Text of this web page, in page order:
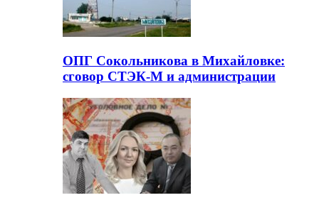
ОПГ Сокольникова в Михайловке:
сговор СТЭК-М и администрации